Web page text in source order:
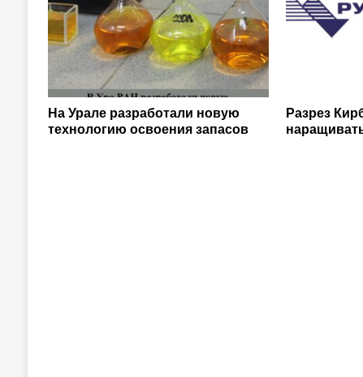
На Урале разработали новую
технологию освоения запасов
Разрез